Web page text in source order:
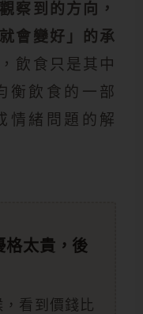
察到的方向，
會變好」的承
飲食只是其中
衡飲食的一部
情緒問題的解
格太貴，後
看到價錢比